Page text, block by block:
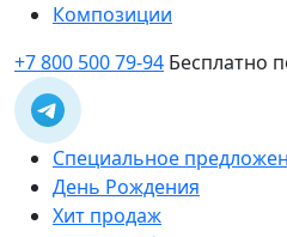
Композиции
+7 800 500 79-94 Бесплатно
Специальное
День Рождения
Хит продаж